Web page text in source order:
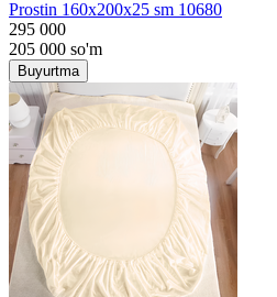
Prostin 160x200x25 sm 10680
295 000
205 000 so'm
Buyurtma